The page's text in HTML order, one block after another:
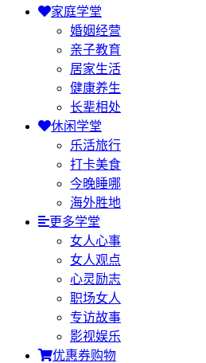
家庭学堂
婚姻经营
亲子教育
居家生活
健康养生
长辈相处
休闲学堂
乐活旅行
打卡美食
今晚睡哪
海外胜地
更多学堂
女人心事
女人观点
心灵励志
职场女人
专访故事
影视娱乐
优惠券购物